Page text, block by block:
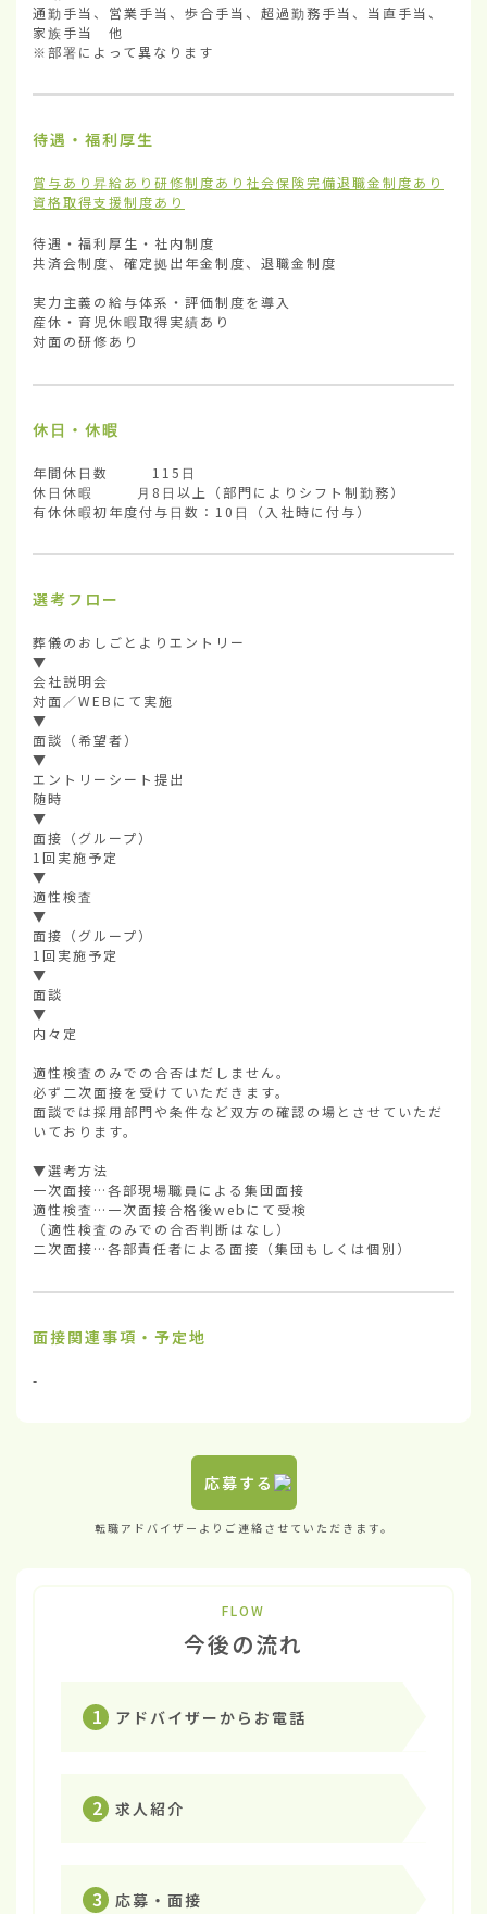
通勤手当、営業手当、歩合手当、超過勤務手当、当直手当、
家族手当　他
※部署によって異なります
待遇・福利厚生
賞与あり 昇給あり 研修制度あり 社会保険完備退職金制度あり
資格取得支援制度あり
待遇・福利厚生・社内制度
共済会制度、確定拠出年金制度、退職金制度
実力主義の給与体系・評価制度を導入
産休・育児休暇取得実績あり
対面の研修あり
休日・休暇
年間休日数        115日
休日休暇        月8日以上（部門によりシフト制勤務）
有休休暇初年度付与日数：10日（入社時に付与）
選考フロー
葬儀のおしごとよりエントリー
▼
会社説明会
対面／WEBにて実施
▼
面談（希望者）
▼
エントリーシート提出
随時
▼
面接（グループ）
1回実施予定
▼
適性検査
▼
面接（グループ）
1回実施予定
▼
面談
▼
内々定
適性検査のみでの合否はだしません。
必ず二次面接を受けていただきます。
面談では採用部門や条件など双方の確認の場とさせていただ
いております。
▼選考方法
一次面接…各部現場職員による集団面接
適性検査…一次面接合格後webにて受検
（適性検査のみでの合否判断はなし）
二次面接…各部責任者による面接（集団もしくは個別）
面接関連事項・予定地
-
応募する
転職アドバイザーよりご連絡させていただきます。
FLOW
今後の流れ
1 アドバイザーからお電話
2 求人紹介
3 応募・面接